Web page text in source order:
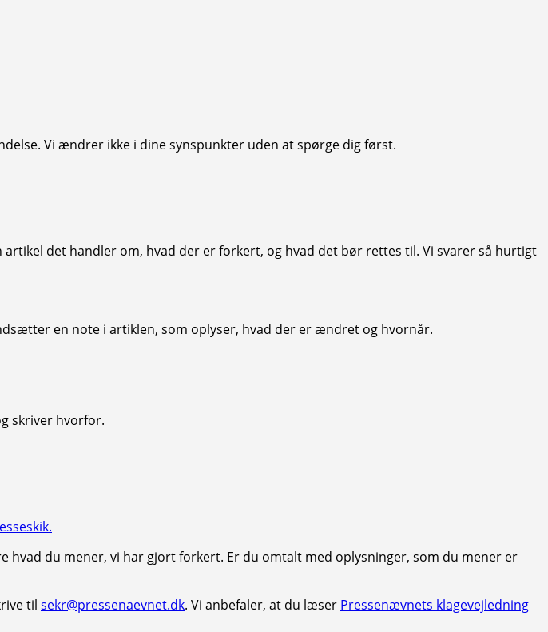
Vi ændrer ikke i dine synspunkter uden at spørge dig først.
artikel det handler om, hvad der er forkert, og hvad det bør rettes til. Vi svarer så hurtigt
en note i artiklen, som oplyser, hvad der er ændret og hvornår.
skriver hvorfor.
hvad du mener, vi har gjort forkert. Er du omtalt med oplysninger, som du mener er
til sekr@pressenaevnet.dk. Vi anbefaler, at du læser Pressenævnets klagevejledning